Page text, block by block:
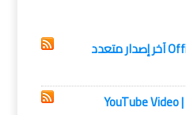
برنامج Office Tool Plus 7.4.0.5 آخر إصدار متعدد
برنامج التحميل من اليوتيوب | YouTube Video